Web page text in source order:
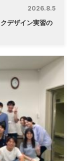
2026.8.5
デザイン実習の